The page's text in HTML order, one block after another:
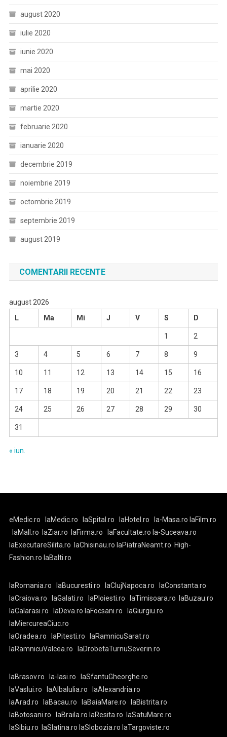
august 2020
iulie 2020
iunie 2020
mai 2020
aprilie 2020
martie 2020
februarie 2020
ianuarie 2020
decembrie 2019
noiembrie 2019
octombrie 2019
septembrie 2019
august 2019
COMENTARII RECENTE
august 2026
L
Ma Mi J V S D
1 2
3 4 5 6 7 8 9
10 11 12 13 14 15 16
17 18 19 20 21 22 23
24 25 26 27 28 29 30
31
« iun.
eMedic.ro laMedic.ro laSpital.ro laHotel.ro la-Masa.ro laFilm.ro
laMall.ro
laZiar.ro laFirma.ro laFacultate.ro la-Suceava.ro
laExecutareSilita.ro
laChisinau.ro laPiatraNeamt.ro High-
Fashion.ro laBalti.ro
laRomania.ro laBucuresti.ro laClujNapoca.ro
laConstanta.ro
laCraiova.ro
laGalati.ro laPloiesti.ro laTimisoara.ro
laBuzau.ro
laCalarasi.ro
laDeva.ro laFocsani.ro
laGiurgiu.ro
laMiercureaCiuc.ro
laOradea.ro
laPitesti.ro
laRamnicuSarat.ro
laRamnicuValcea.ro
laDrobetaTurnuSeverin.ro
laBrasov.ro la-Iasi.ro
laSfantuGheorghe.ro
laVaslui.ro
laAlbaIulia.ro
laAlexandria.ro
laArad.ro
laBacau.ro laBaiaMare.ro
laBistrita.ro
laBotosani.ro
laBraila.ro laResita.ro
laSatuMare.ro
laSibiu.ro
laSlatina.ro laSlobozia.ro laTargoviste.ro